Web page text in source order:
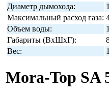
Диаметр дымохода:
Максимальный расход газа:
Объем воды:
Габариты (ВхШхГ):
Вес:
Mora-Top SA